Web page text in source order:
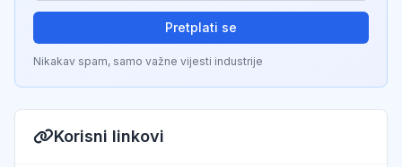
Pretplati se
Nikakav spam, samo važne vijesti industrije
Korisni linkovi